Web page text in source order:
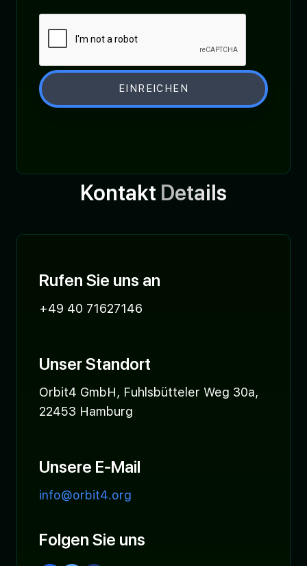
Kontakt Details
Rufen Sie uns an
‭+49 40 71627146‬
Unser Standort
Orbit4 GmbH, Fuhlsbütteler Weg 30a,
22453 Hamburg
Unsere E-Mail
info@orbit4.org
Folgen Sie uns